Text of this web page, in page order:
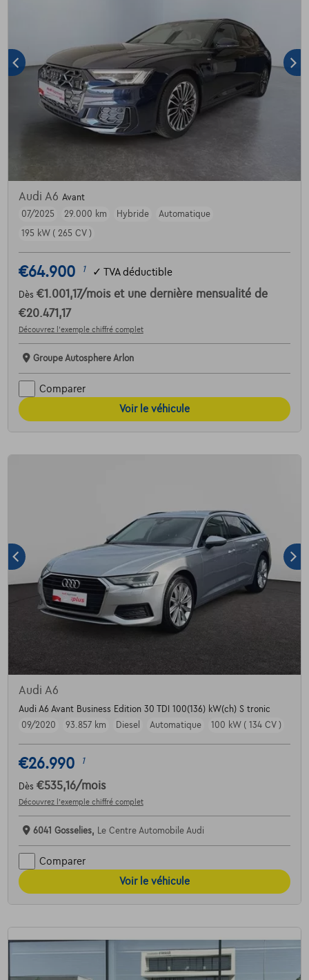
Audi A6 Avant
07/2025
29.000 km Hybride
Automatique
195 kW ( 265 CV )
€64.900 1 ✓ TVA déductible
Dès €1.001,17/mois et une dernière mensualité de
€20.471,17
Découvrez l’exemple chiffré complet
Groupe Autosphere Arlon
Comparer
Voir le véhicule
Audi A6
Audi A6 Avant Business Edition 30 TDI 100(136) kW(ch) S tronic
09/2020
93.857 km Diesel Automatique 100 kW ( 134 CV )
€26.990 1
Dès €535,16/mois
Découvrez l’exemple chiffré complet
6041 Gosselies, Le Centre Automobile Audi
Comparer
Voir le véhicule